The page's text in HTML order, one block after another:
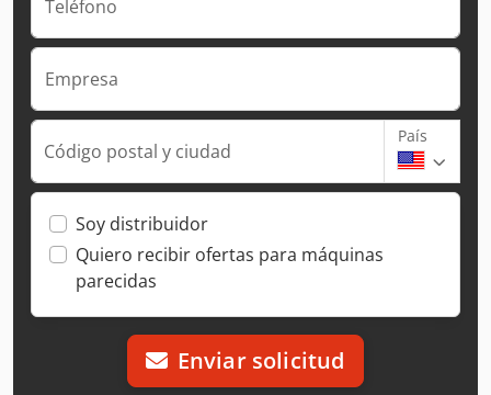
Teléfono
Empresa
Código postal y ciudad
País
Soy distribuidor
Quiero recibir ofertas para máquinas
parecidas
Enviar solicitud